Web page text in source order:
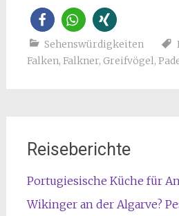
Sehenswürdigkeiten
Falken, Falkner, Greifvögel,
Reiseberichte
Portugiesische Küche für
Wikinger an der Algarve?